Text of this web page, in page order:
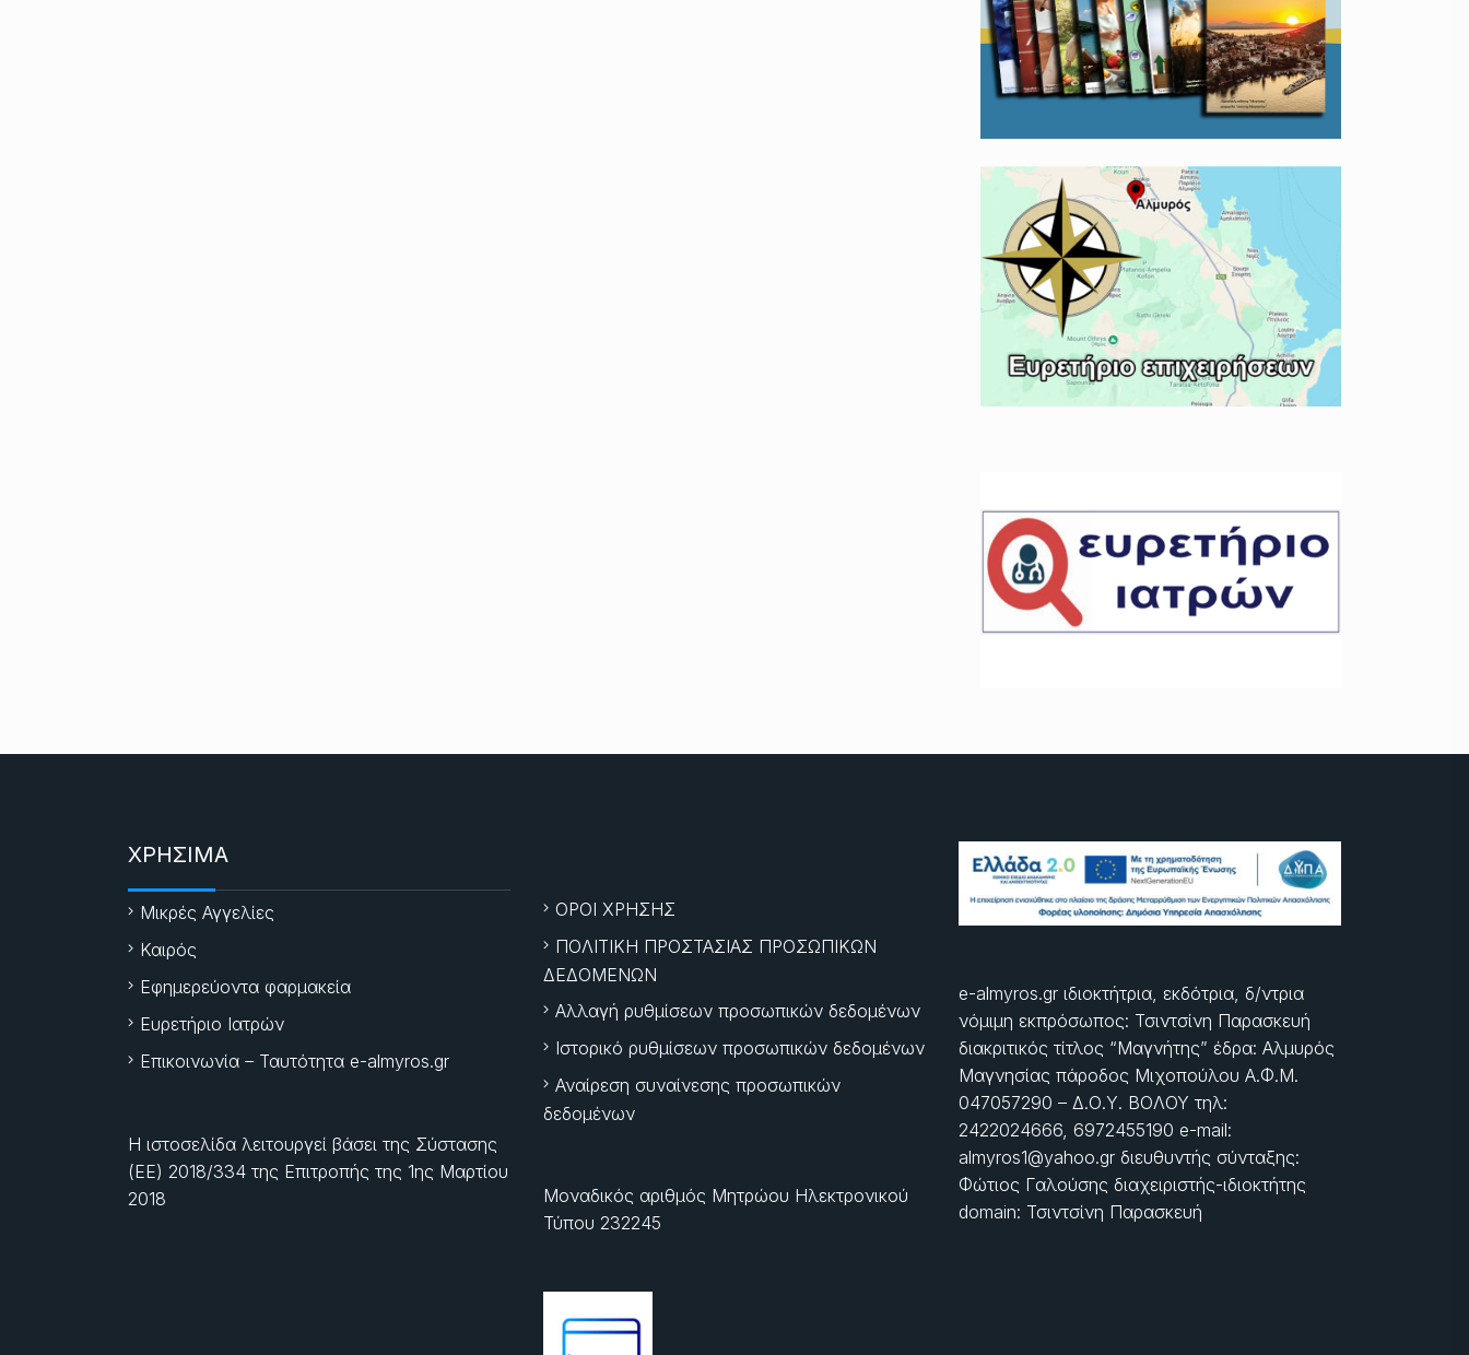
ΧΡΗΣΙΜΑ
Μικρές Αγγελίες
Καιρός
Εφημερεύοντα φαρμακεία
Ευρετήριο Ιατρών
Επικοινωνία – Ταυτότητα e-almyros.gr
Η ιστοσελίδα λειτουργεί βάσει της Σύστασης
(ΕΕ) 2018/334 της Επιτροπής της 1ης Μαρτίου
2018
ΟΡΟΙ ΧΡΗΣΗΣ
ΠΟΛΙΤΙΚΗ ΠΡΟΣΤΑΣΙΑΣ ΠΡΟΣΩΠΙΚΩΝ
ΔΕΔΟΜΕΝΩΝ
Αλλαγή ρυθμίσεων προσωπικών δεδομένων
Ιστορικό ρυθμίσεων προσωπικών δεδομένων
Αναίρεση συναίνεσης προσωπικών
δεδομένων
Μοναδικός αριθμός Μητρώου Ηλεκτρονικού
Τύπου 232245
e-almyros.gr ιδιοκτήτρια, εκδότρια, δ/ντρια
νόμιμη εκπρόσωπος: Τσιντσίνη Παρασκευή
διακριτικός τίτλος “Μαγνήτης” έδρα: Αλμυρός
Μαγνησίας πάροδος Μιχοπούλου Α.Φ.Μ.
047057290 – Δ.Ο.Υ. ΒΟΛΟΥ τηλ:
2422024666, 6972455190 e-mail:
almyros1@yahoo.gr διευθυντής σύνταξης:
Φώτιος Γαλούσης διαχειριστής-ιδιοκτήτης
domain: Τσιντσίνη Παρασκευή